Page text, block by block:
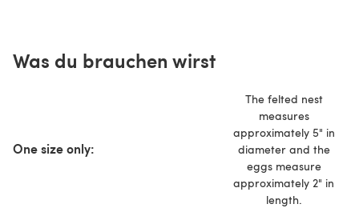
Was du brauchen wirst
One size only:
The felted nest
measures
approximately 5" in
diameter and the
eggs measure
approximately 2" in
length.